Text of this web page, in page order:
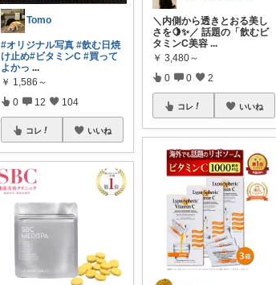
Tomo
#オリジナル写真 #飲む日焼
け止め#ビタミンC #買って
よかっ ...
￥ 1,586～
0 12 104
コレ いいね
＼内側から透きとおる美し
さを🍋✨／ 話題の「飲むビ
タミンC美容 ...
￥ 3,480～
0 0 2
コレ いいね